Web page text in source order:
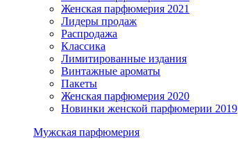
Женская парфюмерия 2021
Лидеры продаж
Распродажа
Классика
Лимитированные издания
Винтажные ароматы
Пакеты
Женская парфюмерия 2020
Новинки женской парфюмерии 2019
Мужская парфюмерия